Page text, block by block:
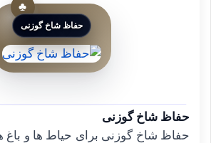
حفاظ شاخ گوزنی
حفاظ شاخ گوزنی
حفاظ شاخ گوزنی برای حیاط ها و باغ